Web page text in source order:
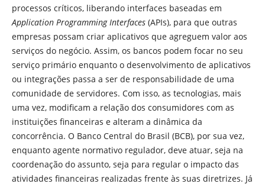
processos críticos, liberando interfaces baseadas em
Application Programming Interfaces(APIs), para que outras
empresas possam criar aplicativos que agreguem valor aos
serviços do negócio. Assim, os bancos podem focar no seu
serviço primário enquanto o desenvolvimento de aplicativos
ou integrações passa a ser de responsabilidade de uma
comunidade de servidores. Com isso, as tecnologias, mais
uma vez, modificam a relação dos consumidores com as
instituições financeiras e alteram a dinâmica da
concorrência. O Banco Central do Brasil (BCB), por sua vez,
enquanto agente normativo regulador, deve atuar, seja na
coordenação do assunto, seja para regular o impacto das
atividades financeiras realizadas frente às suas diretrizes. Já